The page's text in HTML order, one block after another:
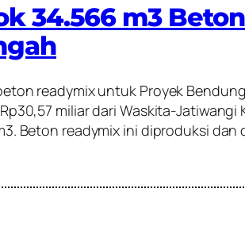
34.566 m3
readymix untuk Proyek
miliar dari Waskita-
Beton readymix ini diproduksi